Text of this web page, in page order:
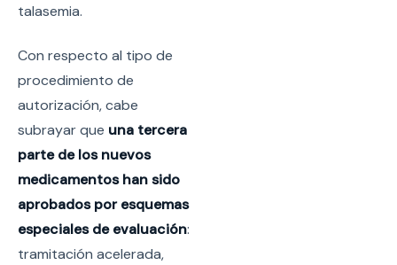
talasemia.
Con respecto al tipo de
procedimiento de
autorización, cabe
subrayar que una tercera
parte de los nuevos
medicamentos han sido
aprobados por esquemas
especiales de evaluación:
tramitación acelerada,